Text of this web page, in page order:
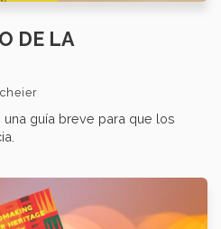
DE LA
guía breve para que los